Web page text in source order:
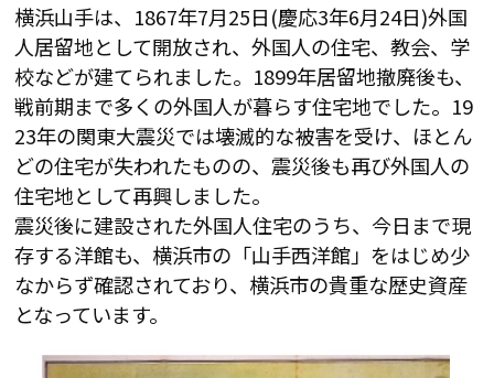
横浜山手は、1867年7月25日(慶応3年6月24日)外国
人居留地として開放され、外国人の住宅、教会、学
校などが建てられました。1899年居留地撤廃後も、
戦前期まで多くの外国人が暮らす住宅地でした。19
23年の関東大震災では壊滅的な被害を受け、ほとん
どの住宅が失われたものの、震災後も再び外国人の
住宅地として再興しました。
震災後に建設された外国人住宅のうち、今日まで現
存する洋館も、横浜市の「山手西洋館」をはじめ少
なからず確認されており、横浜市の貴重な歴史資産
となっています。